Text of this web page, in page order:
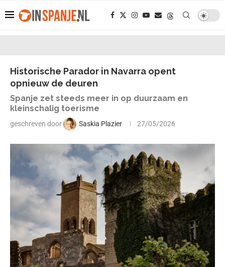
Historische Parador in Navarra opent
opnieuw de deuren
Spanje zet steeds meer in op duurzaam en
kleinschalig toerisme
geschreven door Saskia Plazier 27/05/2026